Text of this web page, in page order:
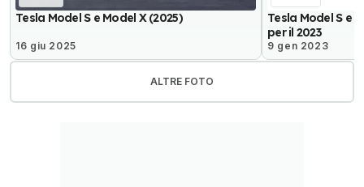
Tesla Model S e Model X (2025)
16 giu 2025
Tesla Model S e
per il 2023
9 gen 2023
ALTRE FOTO